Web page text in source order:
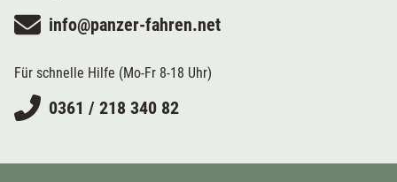
info@panzer-fahren.net
Für schnelle Hilfe (Mo-Fr 8-18 Uhr)
0361 / 218 340 82